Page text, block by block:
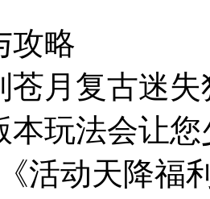
攻略
苍月复古迷
本玩法会让
《活动天降